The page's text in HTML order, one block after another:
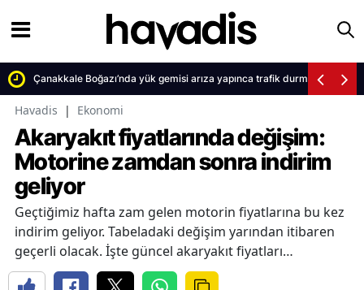
Çanakkale Boğazı’nda yük gemisi arıza yapınca trafik durma
Havadis | Ekonomi
Akaryakıt fiyatlarında değişim:
Motorine zamdan sonra indirim
geliyor
Geçtiğimiz hafta zam gelen motorin fiyatlarına bu kez
indirim geliyor. Tabeladaki değişim yarından itibaren
geçerli olacak. İşte güncel akaryakıt fiyatları…